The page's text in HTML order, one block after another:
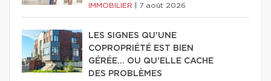
IMMOBILIER 7 août 2026
LES SIGNES QU'UNE
COPROPRIÉTÉ EST BIEN
GÉRÉE… OU QU'ELLE CACHE
DES PROBLÈMES